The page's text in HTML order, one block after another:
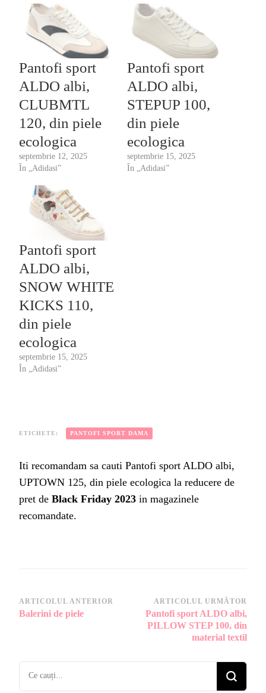
Pantofi sport
ALDO albi,
CLUBMTL
120, din piele
ecologica
septembrie 12, 2025
În „Adidasi”
Pantofi sport
ALDO albi,
STEPUP 100,
din piele
ecologica
septembrie 15, 2025
În „Adidasi”
Pantofi sport
ALDO albi,
SNOW WHITE
KICKS 110,
din piele
ecologica
septembrie 15, 2025
În „Adidasi”
ETICHETE: PANTOFI SPORT DAMA
Iti recomandam sa cauti Pantofi sport ALDO albi,
UPTOWN 125, din piele ecologica la reducere de
pret de Black Friday 2023 in magazinele
recomandate.
Navigare
în
ARTICOLUL ANTERIOR
Balerini de piele
ARTICOLUL URMĂTOR
Pantofi sport ALDO albi,
PILLOW STEP 100, din
material textil
Cauți